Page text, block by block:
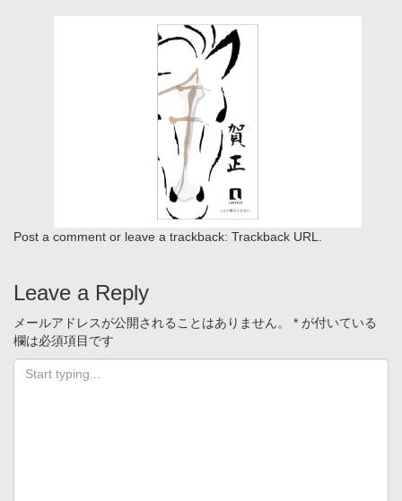
Post a comment or leave a trackback: Trackback URL.
Leave a Reply
メールアドレスが公開されることはありません。 * が付いている
欄は必須項目です